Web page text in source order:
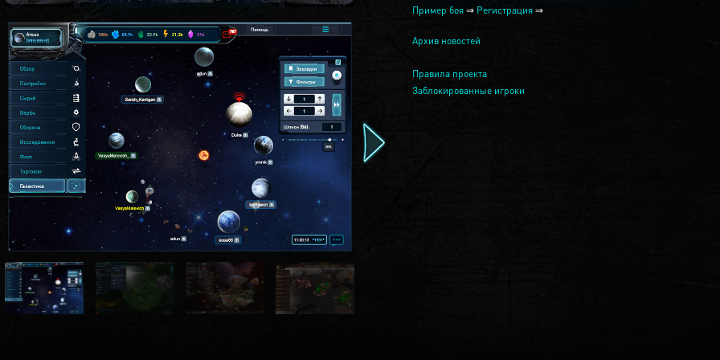
Пример боя ⇒ Регистрация ⇒
Архив новостей
Правила проекта
Заблокированные игроки